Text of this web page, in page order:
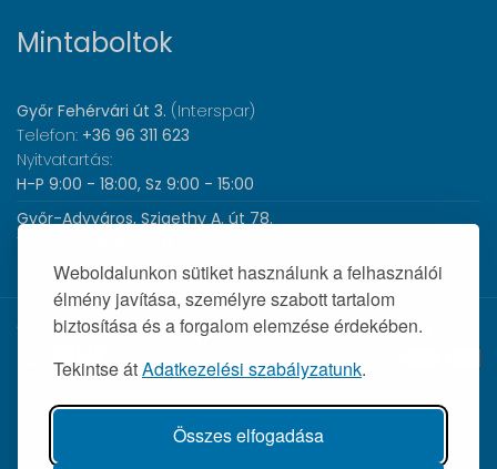
Weboldalunkon sütiket használunk a felhasználói
élmény javítása, személyre szabott tartalom
biztosítása és a forgalom elemzése érdekében.
Tekintse átAdatkezelési szabályzatunk.
Összes elfogadása
Mintaboltok
Győr Fehérvári út 3. (Interspar)
Telefon: +36 96 311 623
Nyitvatartás:
H-P 9:00 - 18:00, Sz 9:00 - 15:00
Győr-Adyváros, Szigethy A. út 78.
Telefon:
Nyitvatartás:H-P 8:00 - 17:00
© 2026 Wolf Orvosi Műszer Kft. |